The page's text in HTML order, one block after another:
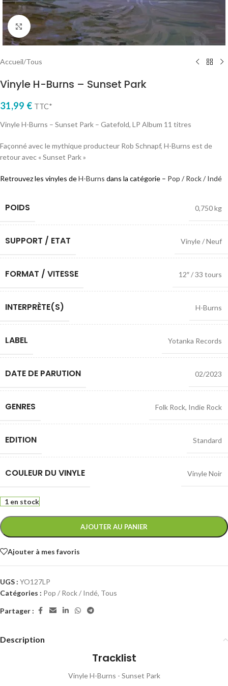
Cliquez pour agrandir
Accueil/Tous
Vinyle H-Burns – Sunset Park
31,99 € TTC*
Vinyle H-Burns – Sunset Park – Gatefold, LP Album 11 titres
Façonné avec le mythique producteur Rob Schnapf, H-Burns est de
retour avec « Sunset Park »
Retrouvez les vinyles deH-Burns dans la catégorie – Pop / Rock / Indé
POIDS 0,750 kg
SUPPORT / ETAT Vinyle / Neuf
FORMAT / VITESSE 12″ / 33 tours
INTERPRÈTE(S) H-Burns
LABEL Yotanka Records
DATE DE PARUTION 02/2023
GENRES Folk Rock, Indie Rock
EDITION Standard
COULEUR DU VINYLE Vinyle Noir
1 en stock
AJOUTER AU PANIER
Ajouter à mes favoris
UGS : YO127LP
Catégories : Pop / Rock / Indé, Tous
Partager :
Description
Tracklist
Vinyle H-Burns - Sunset Park